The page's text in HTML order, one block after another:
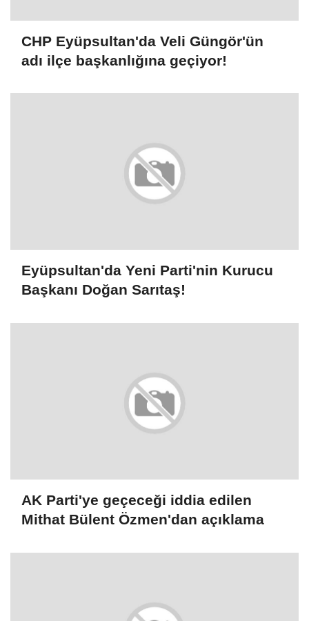
CHP Eyüpsultan'da Veli Güngör'ün
adı ilçe başkanlığına geçiyor!
Eyüpsultan'da Yeni Parti'nin Kurucu
Başkanı Doğan Sarıtaş!
AK Parti'ye geçeceği iddia edilen
Mithat Bülent Özmen'dan açıklama